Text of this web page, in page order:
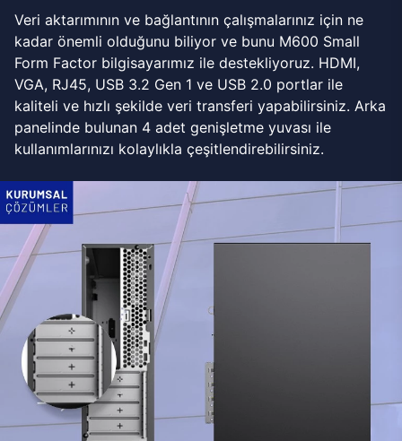
Veri aktarımının ve bağlantının çalışmalarınız için ne
kadar önemli olduğunu biliyor ve bunu M600 Small
Form Factor bilgisayarımız ile destekliyoruz. HDMI,
VGA, RJ45, USB 3.2 Gen 1 ve USB 2.0 portlar ile
kaliteli ve hızlı şekilde veri transferi yapabilirsiniz. Arka
panelinde bulunan 4 adet genişletme yuvası ile
kullanımlarınızı kolaylıkla çeşitlendirebilirsiniz.